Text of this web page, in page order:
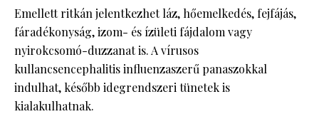
Emellett ritkán jelentkezhet láz, hőemelkedés, fejfájás,
fáradékonyság, izom- és ízületi fájdalom vagy
nyirokcsomó-duzzanat is. A vírusos
kullancsencephalitis influenzaszerű panaszokkal
indulhat, később idegrendszeri tünetek is
kialakulhatnak.